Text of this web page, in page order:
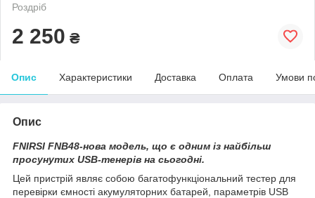
Роздріб
2 250 ₴
Опис Характеристики Доставка Оплата Умови
Опис
FNIRSI FNB48-нова модель, що є одним із найбільш
просунутих USB-тенерів на сьогодні.
Цей пристрій являє собою багатофункціональний тестер для
перевірки ємності акумуляторних батарей, параметрів USB